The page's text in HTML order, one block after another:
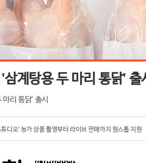
동물 실험 대체 피부 론칭
체 피부 론칭
유통공사, K-푸드 수출 확대 및 K-컬처 확산 협력방안 논의
디오' 농가 상품 촬영부터 라이브 판매까지 원스톱 지원
팝과 함께 K-푸드 열광!